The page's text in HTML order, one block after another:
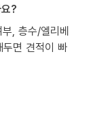
?
, 층수/엘리베
면 견적이 빠